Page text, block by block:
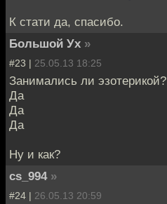
К стати да, спасибо.
Большой Ух »
#23 | 25.05.13 18:25
Занимались ли эзотерикой?
Да
Да
Да
Ну и как?
cs_994 »
#24 | 26.05.13 20:59